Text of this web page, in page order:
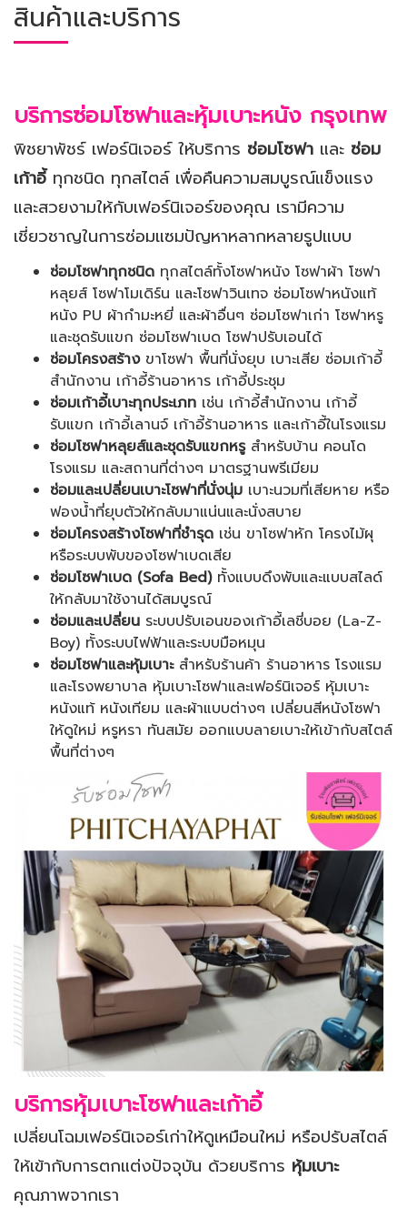
สินค้าและบริการ
บริการซ่อมโซฟาและหุ้มเบาะหนัง กรุงเทพ
พิชยาพัชร์ เฟอร์นิเจอร์ ให้บริการ ซ่อมโซฟา และ ซ่อม
เก้าอี้ทุกชนิด ทุกสไตล์ เพื่อคืนความสมบูรณ์แข็งแรง
และสวยงามให้กับเฟอร์นิเจอร์ของคุณ เรามีความ
เชี่ยวชาญในการซ่อมแซมปัญหาหลากหลายรูปแบบ
ซ่อมโซฟาทุกชนิด ทุกสไตล์ทั้งโซฟาหนัง โซฟาผ้า โซฟา
หลุยส์ โซฟาโมเดิร์น และโซฟาวินเทจ ซ่อมโซฟาหนังแท้
หนัง PU ผ้ากำมะหยี่ และผ้าอื่นๆ ซ่อมโซฟาเก่า โซฟาหรู
และชุดรับแขก ซ่อมโซฟาเบด โซฟาปรับเอนได้
ซ่อมโครงสร้างขาโซฟา พื้นที่นั่งยุบ เบาะเสีย ซ่อมเก้าอี้
สำนักงาน เก้าอี้ร้านอาหาร เก้าอี้ประชุม
ซ่อมเก้าอี้เบาะทุกประเภท เช่น เก้าอี้สำนักงาน เก้าอี้
รับแขก เก้าอี้เลานจ์ เก้าอี้ร้านอาหาร และเก้าอี้ในโรงแรม
ซ่อมโซฟาหลุยส์และชุดรับแขกหรูสำหรับบ้าน คอนโด
โรงแรม และสถานที่ต่างๆ มาตรฐานพรีเมียม
ซ่อมและเปลี่ยนเบาะโซฟาที่นั่งนุ่ม เบาะนวมที่เสียหาย หรือ
ฟองน้ำที่ยุบตัวให้กลับมาแน่นและนั่งสบาย
ซ่อมโครงสร้างโซฟาที่ชำรุด เช่น ขาโซฟาหัก โครงไม้ผุ
หรือระบบพับของโซฟาเบดเสีย
ซ่อมโซฟาเบด (Sofa Bed)ทั้งแบบดึงพับและแบบสไลด์
ให้กลับมาใช้งานได้สมบูรณ์
ซ่อมและเปลี่ยน ระบบปรับเอนของเก้าอี้เลชี่บอย (La-Z-
Boy) ทั้งระบบไฟฟ้าและระบบมือหมุน
ซ่อมโซฟาและหุ้มเบาะสำหรับร้านค้า ร้านอาหาร โรงแรม
และโรงพยาบาล หุ้มเบาะโซฟาและเฟอร์นิเจอร์ หุ้มเบาะ
หนังแท้ หนังเทียม และผ้าแบบต่างๆ เปลี่ยนสีหนังโซฟา
ให้ดูใหม่ หรูหรา ทันสมัย ออกแบบลายเบาะให้เข้ากับสไตล์
พื้นที่ต่างๆ
บริการหุ้มเบาะโซฟาและเก้าอี้
เปลี่ยนโฉมเฟอร์นิเจอร์เก่าให้ดูเหมือนใหม่ หรือปรับสไตล์
ให้เข้ากับการตกแต่งปัจจุบัน ด้วยบริการ หุ้มเบาะ
คุณภาพจากเรา